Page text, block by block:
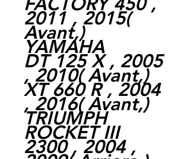
2011 , 2015(
Avant,)
YAMAHA
DT 125 X , 2005
, 2010(Avant,)
XT 660 R , 2004
, 2016(Avant,)
TRIUMPH
ROCKET III
2300 , 2004 ,